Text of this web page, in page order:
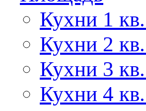
Кухни 1
Кухни 2
Кухни 3
Кухни 4